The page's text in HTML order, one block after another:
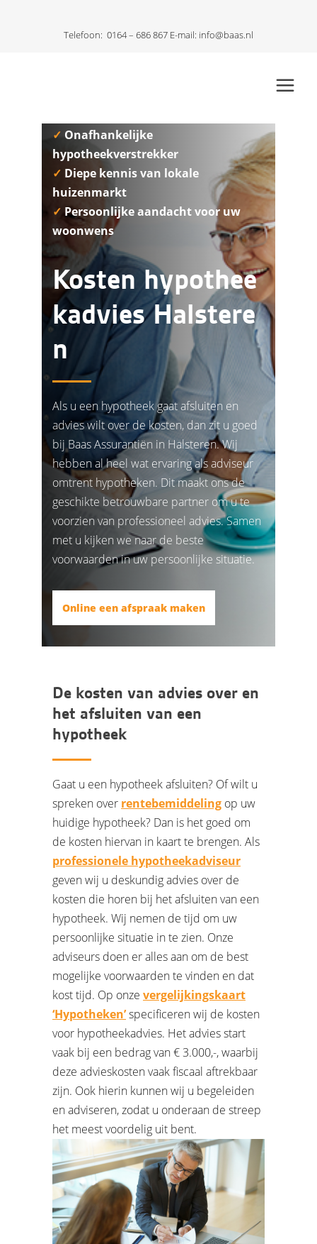
Telefoon: 0164 – 686 867 E-mail: info@baas.nl
✓ Onafhankelijke
hypotheekverstrekker
✓ Diepe kennis van lokale
huizenmarkt
✓Persoonlijke aandacht voor uw
woonwens
Kosten hypothee
kadvies Halstere
n
Als u een hypotheek gaat afsluiten en
advies wilt over de kosten, dan zit u goed
bij Baas Assurantiën in Halsteren. Wij
hebben al heel wat ervaring als adviseur
omtrent hypotheken. Dit maakt ons de
geschikte betrouwbare partner om u te
voorzien van professioneel advies. Samen
met u kijken we naar de beste
voorwaarden in uw persoonlijke situatie.
Online een afspraak maken
De kosten van advies over en
het afsluiten van een
hypotheek
Gaat u een hypotheek afsluiten? Of wilt u
spreken over rentebemiddeling op uw
huidige hypotheek? Dan is het goed om
de kosten hiervan in kaart te brengen. Als
professionele hypotheekadviseur
geven wij u deskundig advies over de
kosten die horen bij het afsluiten van een
hypotheek. Wij nemen de tijd om uw
persoonlijke situatie in te zien. Onze
adviseurs doen er alles aan om de best
mogelijke voorwaarden te vinden en dat
kost tijd. Op onze vergelijkingskaart
‘Hypotheken’specificeren wij de kosten
voor hypotheekadvies. Het advies start
vaak bij een bedrag van € 3.000,-, waarbij
deze advieskosten vaak fiscaal aftrekbaar
zijn. Ook hierin kunnen wij u begeleiden
en adviseren, zodat u onderaan de streep
het meest voordelig uit bent.